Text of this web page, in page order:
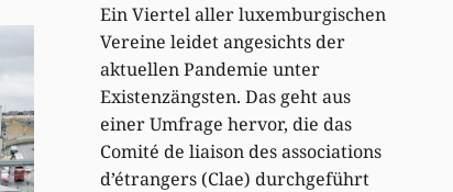
Ein Viertel aller luxemburgischen
Vereine leidet angesichts der
aktuellen Pandemie unter
Existenzängsten. Das geht aus
einer Umfrage hervor, die das
Comité de liaison des associations
d’étrangers (Clae) durchgeführt